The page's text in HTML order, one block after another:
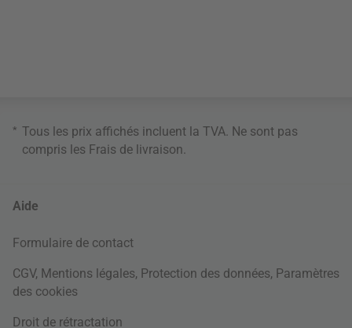
* Tous les prix affichés incluent la TVA. Ne sont pas
compris les Frais de livraison
Aide
Formulaire de contact
CGV, Mentions légales, Protection des données, Paramètres
des cookies
Droit de rétractation